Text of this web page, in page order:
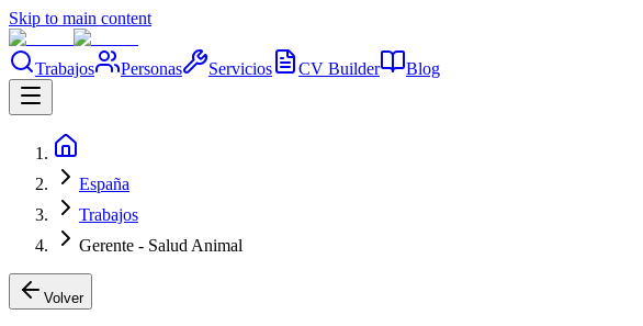
Skip to main content
Trabajos Personas Servicios CV Builder Blog
España
Trabajos
Gerente - Salud Animal
Volver